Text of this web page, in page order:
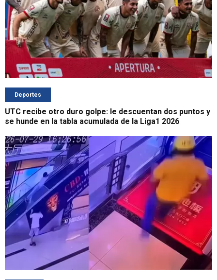
Deportes
UTC recibe otro duro golpe: le descuentan dos puntos y
se hunde en la tabla acumulada de la Liga1 2026